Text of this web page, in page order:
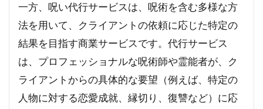
一方、呪い代行サービスは、呪術を含む多様な方
法を用いて、クライアントの依頼に応じた特定の
結果を目指す商業サービスです。代行サービス
は、プロフェッショナルな呪術師や霊能者が、ク
ライアントからの具体的な要望（例えば、特定の
人物に対する恋愛成就、縁切り、復讐など）に応